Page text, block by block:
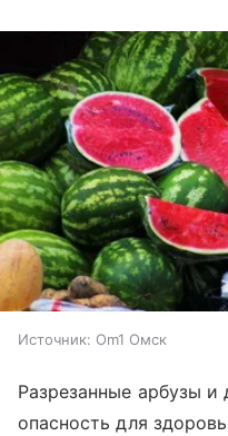
Источник: Om1 Омск
Разрезанные арбузы
опасность для